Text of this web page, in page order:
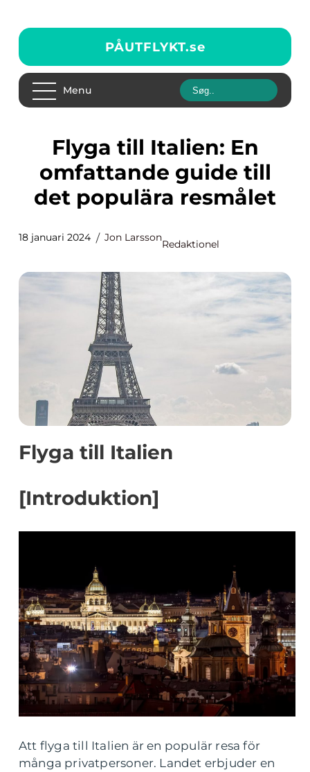
PÅUTFLYKT.se
Menu
Flyga till Italien: En
omfattande guide till
det populära resmålet
18 januari 2024 Jon Larsson
Redaktionel
Flyga till Italien
[Introduktion]
Att flyga till Italien är en populär resa för
många privatpersoner. Landet erbjuder en